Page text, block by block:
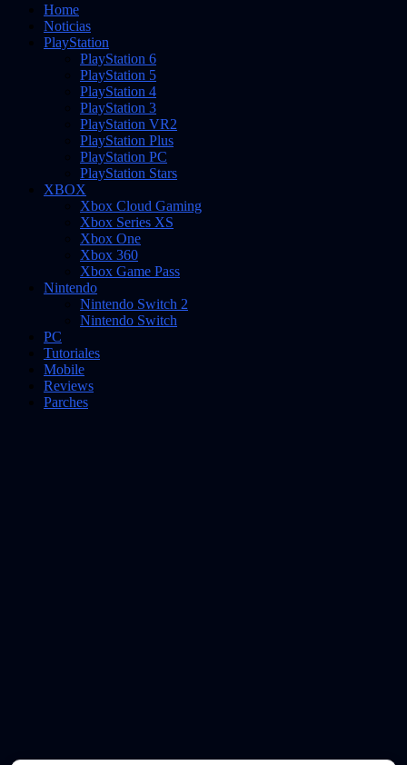
Home
Noticias
PlayStation
PlayStation 6
PlayStation 5
PlayStation 4
PlayStation 3
PlayStation VR2
PlayStation Plus
PlayStation PC
PlayStation Stars
XBOX
Xbox Cloud Gaming
Xbox Series XS
Xbox One
Xbox 360
Xbox Game Pass
Nintendo
Nintendo Switch 2
Nintendo Switch
PC
Tutoriales
Mobile
Reviews
Parches